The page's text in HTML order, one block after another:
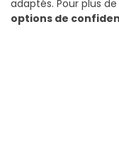
adaptés. Pour plus
options de